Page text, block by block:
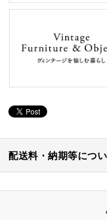
配送料・納期等につ